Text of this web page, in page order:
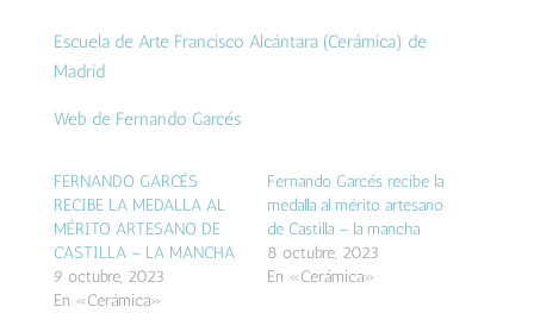
Escuela de Arte Francisco Alcántara (Cerámica) de
Madrid
Web de Fernando Garcés
FERNANDO GARCÉS
RECIBE LA MEDALLA AL
MÉRITO ARTESANO DE
CASTILLA – LA MANCHA
9 octubre, 2023
En «Cerámica»
Fernando Garcés recibe la
medalla al mérito artesano
de Castilla – la mancha
8 octubre, 2023
En «Cerámica»